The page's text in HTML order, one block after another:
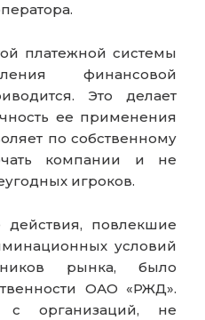
платежной системы
финансовой
Это делает
ее применения
по собственному
компании и не
игроков.
повлекшие
условий
рынка, было
ОАО «РЖД».
с организаций, не